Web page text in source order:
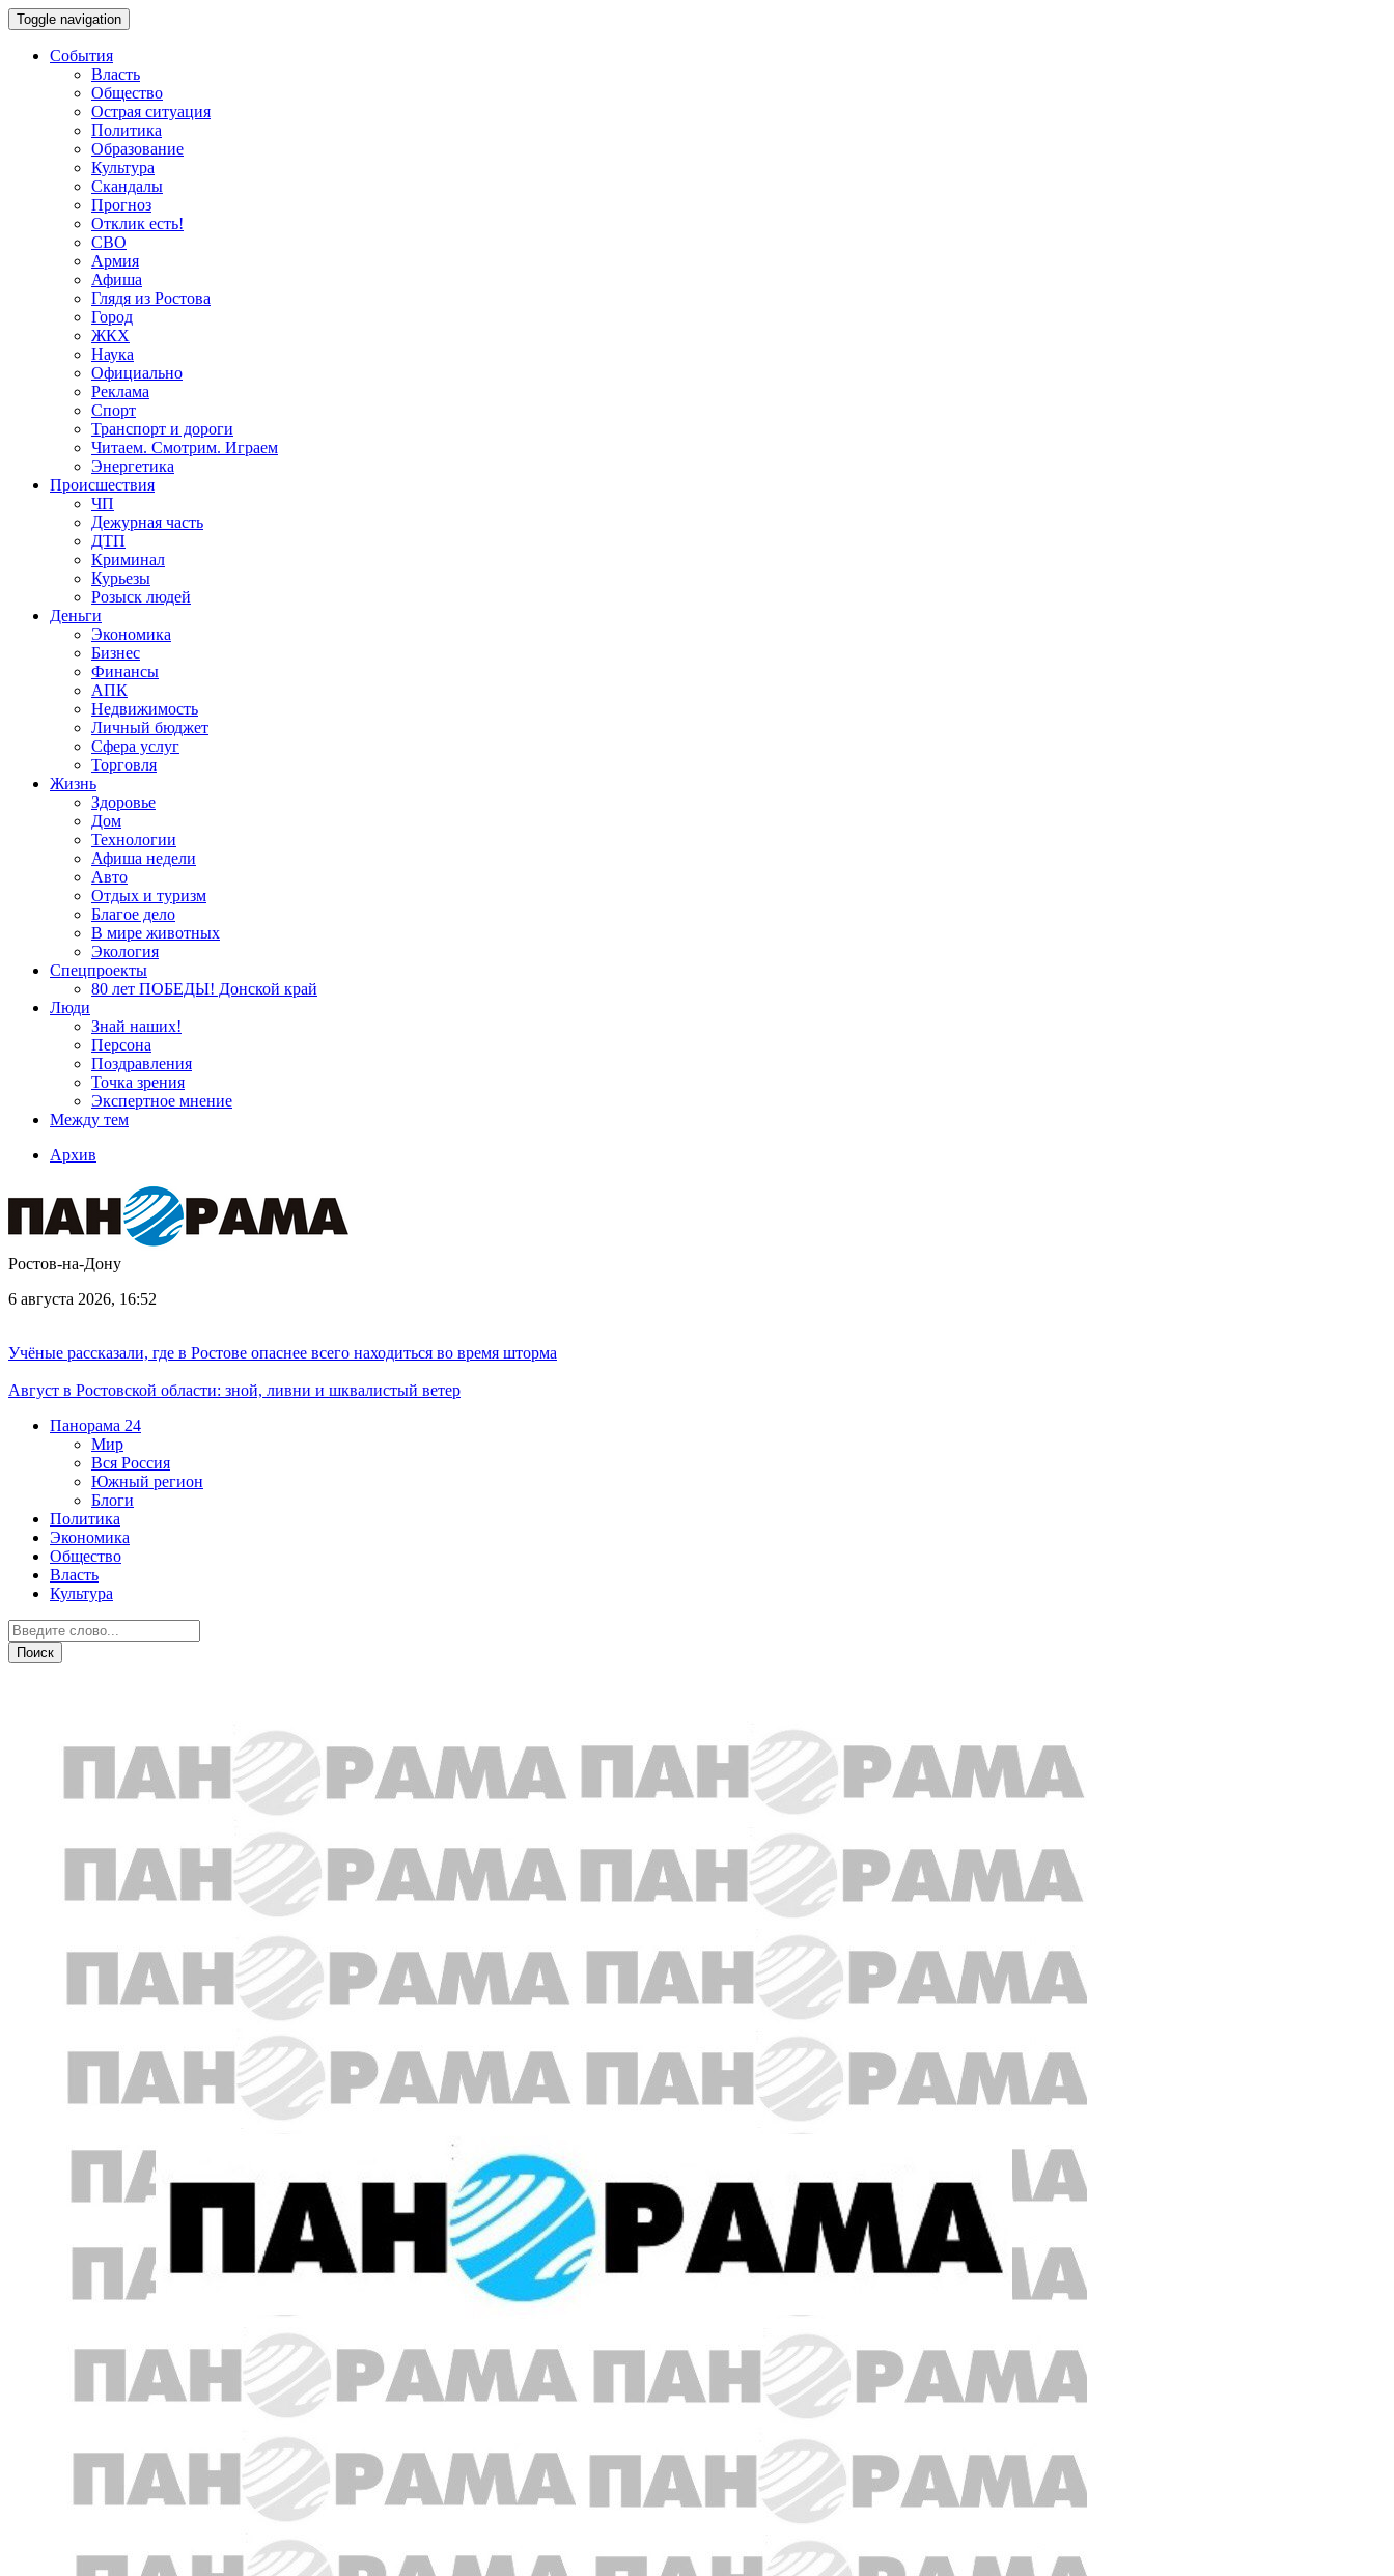
Toggle navigation
События
Власть
Общество
Острая ситуация
Политика
Образование
Культура
Скандалы
Прогноз
Отклик есть!
СВО
Армия
Афиша
Глядя из Ростова
Город
ЖКХ
Наука
Официально
Реклама
Спорт
Транспорт и дороги
Читаем. Смотрим. Играем
Энергетика
Происшествия
ЧП
Дежурная часть
ДТП
Криминал
Курьезы
Розыск людей
Деньги
Экономика
Бизнес
Финансы
АПК
Недвижимость
Личный бюджет
Сфера услуг
Торговля
Жизнь
Здоровье
Дом
Технологии
Афиша недели
Авто
Отдых и туризм
Благое дело
В мире животных
Экология
Спецпроекты
80 лет ПОБЕДЫ! Донской край
Люди
Знай наших!
Персона
Поздравления
Точка зрения
Экспертное мнение
Между тем
Архив
Ростов-на-Дону
6 августа 2026, 16:52
Учёные рассказали, где в Ростове опаснее всего находиться во время шторма
Август в Ростовской области: зной, ливни и шквалистый ветер
Панорама 24
Мир
Вся Россия
Южный регион
Блоги
Политика
Экономика
Общество
Власть
Культура